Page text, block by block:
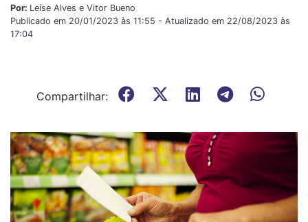
Por: Leíse Alves e Vitor Bueno
Publicado em 20/01/2023 às 11:55 - Atualizado em 22/08/2023 às
17:04
Compartilhar: